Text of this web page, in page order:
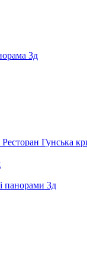
3д
Гунська
панорами 3д